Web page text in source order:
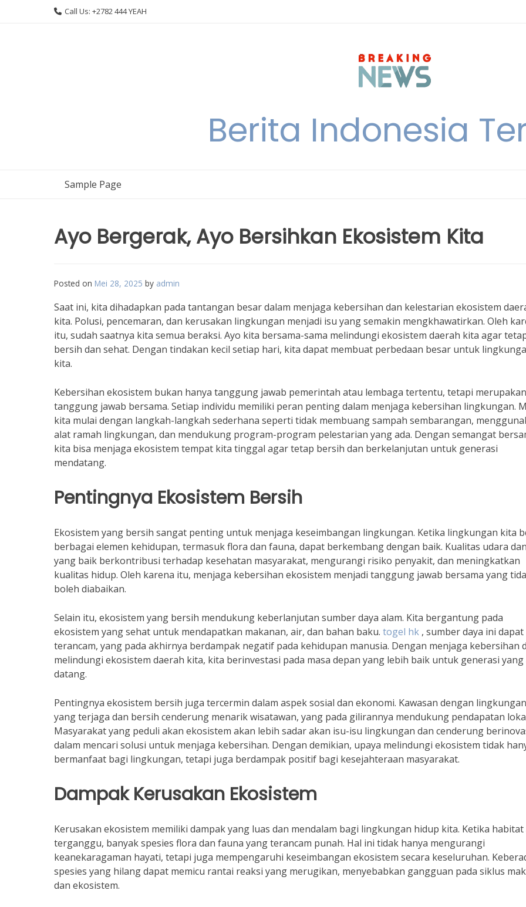
Call Us: +2782 444 YEAH
Berita Indonesia
Sample Page
Ayo Bergerak, Ayo Bersihkan Ekosistem Kita
Posted on Mei 28, 2025 by admin
Saat ini, kita dihadapkan pada tantangan besar dalam menjaga kebersihan dan kelestarian ekosistem
kita. Polusi, pencemaran, dan kerusakan lingkungan menjadi isu yang semakin mengkhawatirkan. Oleh
itu, sudah saatnya kita semua beraksi. Ayo kita bersama-sama melindungi ekosistem daerah kita agar
bersih dan sehat. Dengan tindakan kecil setiap hari, kita dapat membuat perbedaan besar untuk
kita.
Kebersihan ekosistem bukan hanya tanggung jawab pemerintah atau lembaga tertentu, tetapi merupakan
tanggung jawab bersama. Setiap individu memiliki peran penting dalam menjaga kebersihan lingkungan.
kita mulai dengan langkah-langkah sederhana seperti tidak membuang sampah sembarangan,
alat ramah lingkungan, dan mendukung program-program pelestarian yang ada. Dengan semangat
kita bisa menjaga ekosistem tempat kita tinggal agar tetap bersih dan berkelanjutan untuk generasi
mendatang.
Pentingnya Ekosistem Bersih
Ekosistem yang bersih sangat penting untuk menjaga keseimbangan lingkungan. Ketika lingkungan kita
berbagai elemen kehidupan, termasuk flora dan fauna, dapat berkembang dengan baik. Kualitas udara
yang baik berkontribusi terhadap kesehatan masyarakat, mengurangi risiko penyakit, dan meningkatkan
kualitas hidup. Oleh karena itu, menjaga kebersihan ekosistem menjadi tanggung jawab bersama yang
boleh diabaikan.
Selain itu, ekosistem yang bersih mendukung keberlanjutan sumber daya alam. Kita bergantung pada
ekosistem yang sehat untuk mendapatkan makanan, air, dan bahan baku. togel hk , sumber daya ini dapat
terancam, yang pada akhirnya berdampak negatif pada kehidupan manusia. Dengan menjaga kebersihan
melindungi ekosistem daerah kita, kita berinvestasi pada masa depan yang lebih baik untuk generasi yang
datang.
Pentingnya ekosistem bersih juga tercermin dalam aspek sosial dan ekonomi. Kawasan dengan lingkungan
yang terjaga dan bersih cenderung menarik wisatawan, yang pada gilirannya mendukung pendapatan
Masyarakat yang peduli akan ekosistem akan lebih sadar akan isu-isu lingkungan dan cenderung
dalam mencari solusi untuk menjaga kebersihan. Dengan demikian, upaya melindungi ekosistem tidak
bermanfaat bagi lingkungan, tetapi juga berdampak positif bagi kesejahteraan masyarakat.
Dampak Kerusakan Ekosistem
Kerusakan ekosistem memiliki dampak yang luas dan mendalam bagi lingkungan hidup kita. Ketika habitat
terganggu, banyak spesies flora dan fauna yang terancam punah. Hal ini tidak hanya mengurangi
keanekaragaman hayati, tetapi juga mempengaruhi keseimbangan ekosistem secara keseluruhan.
spesies yang hilang dapat memicu rantai reaksi yang merugikan, menyebabkan gangguan pada siklus
dan ekosistem.